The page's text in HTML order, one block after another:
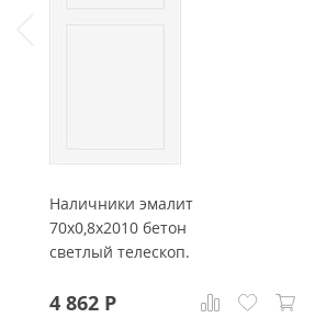
Наличники эмалит
70x0,8x2010 бетон
светлый телескоп.
4 862 Р